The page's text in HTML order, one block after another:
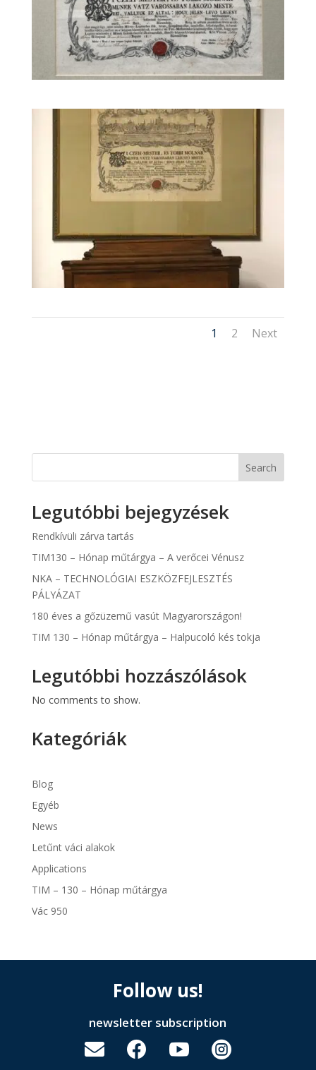
1 2 Next
Search
Legutóbbi bejegyzések
Rendkívüli zárva tartás
TIM130 – Hónap műtárgya – A verőcei Vénusz
NKA – TECHNOLÓGIAI ESZKÖZFEJLESZTÉS
PÁLYÁZAT
180 éves a gőzüzemű vasút Magyarországon!
TIM 130 – Hónap műtárgya – Halpucoló kés tokja
Legutóbbi hozzászólások
No comments to show.
Kategóriák
Blog
Egyéb
News
Letűnt váci alakok
Applications
TIM – 130 – Hónap műtárgya
Vác 950
Follow us!
newsletter subscription
   